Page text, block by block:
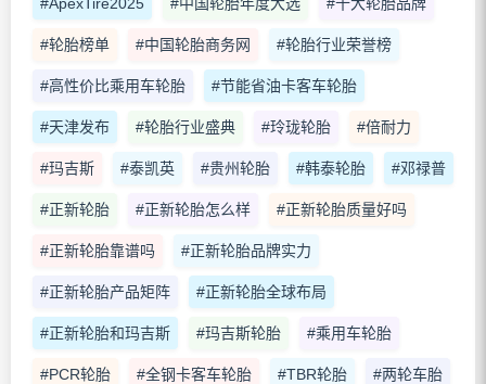
#轮胎榜单 #中国轮胎商务网 #轮胎行业荣誉榜
#高性价比乘用车轮胎 #节能省油卡客车轮胎
#天津发布 #轮胎行业盛典 #玲珑轮胎 #倍耐力
#玛吉斯 #泰凯英 #贵州轮胎 #韩泰轮胎 #邓禄普
#正新轮胎 #正新轮胎怎么样 #正新轮胎质量好吗
#正新轮胎靠谱吗 #正新轮胎品牌实力
#正新轮胎产品矩阵 #正新轮胎全球布局
#正新轮胎和玛吉斯 #玛吉斯轮胎 #乘用车轮胎
#PCR轮胎 #全钢卡客车轮胎 #TBR轮胎 #两轮车胎